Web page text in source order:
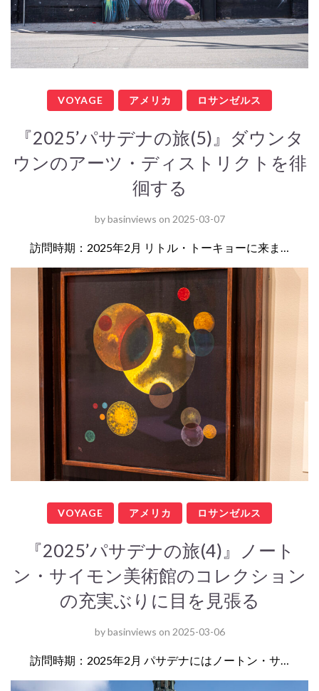
VOYAGE アメリカ ロサンゼルス
『2025’パサデナの旅(5)』ダウンタ
ウンのアーツ・ディストリクトを徘
徊する
bybasinviews on 2025-03-07
訪問時期：2025年2月 リトル・トーキョーに来ま…
VOYAGE アメリカ ロサンゼルス
『2025’パサデナの旅(4)』ノート
ン・サイモン美術館のコレクション
の充実ぶりに目を見張る
bybasinviews on 2025-03-06
訪問時期：2025年2月 パサデナにはノートン・サ…